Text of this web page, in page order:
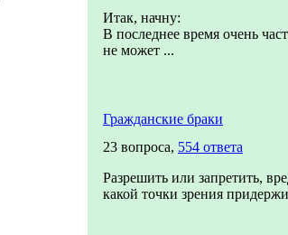
Итак, начну:
В последнее время очень
не может ...
Гражданские браки
23 вопроса, 554 ответа
Разрешить или запретить,
какой точки зрения